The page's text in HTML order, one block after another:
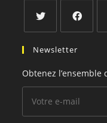
dans
un
nouvel
onglet
dans
un
nouvel
onglet
un
Newsletter
Obtenez